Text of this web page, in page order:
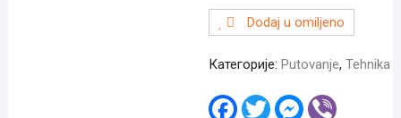
Dodaj u omiljeno
Категорије: Putovanje, Tehnika
F
T
M
V